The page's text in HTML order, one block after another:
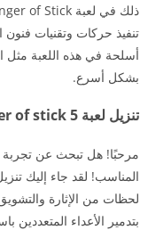
تنفيذ حركات وتقنيات
أسلحة في هذه اللعبة مثل
بشكل أسرع.
تنزيل لعبة anger of stick 5 مهكرة
مرحبًا! هل تبحث عن تجربة
لحظات من الإثارة
بتدمير الأعداء